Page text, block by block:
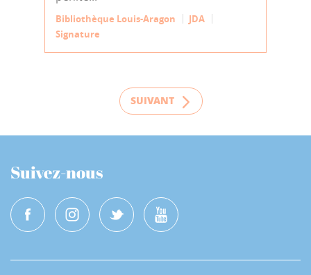
Bibliothèque Louis-Aragon
JDA
Signature
SUIVANT
Suivez-nous